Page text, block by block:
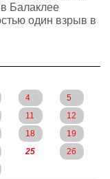
Балаклее
один взрыв в
4
5
11
12
18
19
25
26